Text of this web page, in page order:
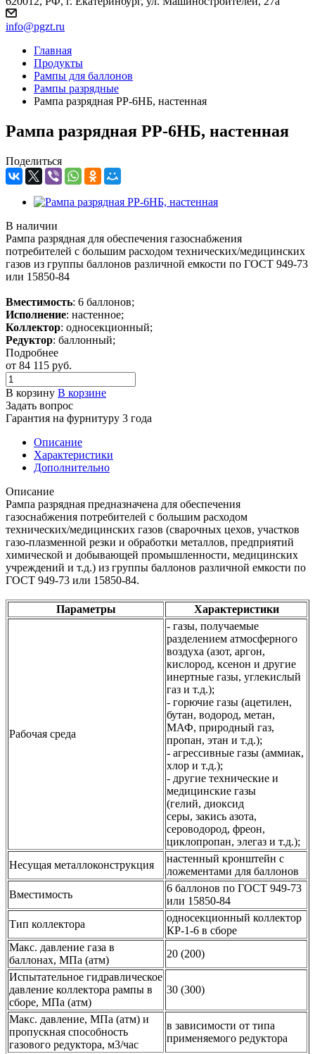
info@pgzt.ru
Главная
Продукты
Рампы для баллонов
Рампы разрядные
Рампа разрядная РР-6НБ, настенная
Рампа разрядная РР-6НБ, настенная
Поделиться
В наличии
Рампа разрядная для обеспечения газоснабжения
потребителей с большим расходом технических/медицинских
газов из группы баллонов различной емкости по ГОСТ 949-73
или 15850-84
Вместимость: 6 баллонов;
Исполнение: настенное;
Коллектор: односекционный;
Редуктор: баллонный;
Подробнее
от 84 115 руб.
В корзину В корзине
Задать вопрос
Гарантия на фурнитуру 3 года
Описание
Характеристики
Дополнительно
Описание
Рампа разрядная предназначена для обеспечения
газоснабжения потребителей с большим расходом
технических/медицинских газов (сварочных цехов, участков
газо-плазменной резки и обработки металлов, предприятий
химической и добывающей промышленности, медицинских
учреждений и т.д.) из группы баллонов различной емкости по
ГОСТ 949-73 или 15850-84.
Параметры Характеристики
Рабочая среда
- газы, получаемые
разделением атмосферного
воздуха (азот, аргон,
кислород, ксенон и другие
инертные газы, углекислый
газ и т.д.);
- горючие газы (ацетилен,
бутан, водород, метан,
МАФ, природный газ,
пропан, этан и т.д.);
- агрессивные газы (аммиак,
хлор и т.д.);
- другие технические и
медицинские газы
(гелий, диоксид
серы, закись азота,
сероводород, фреон,
циклопропан, элегаз и т.д.);
Несущая металлоконструкция
настенный кронштейн с
ложементами для баллонов
Вместимость
6 баллонов по ГОСТ 949-73
или 15850-84
Тип коллектора
односекционный коллектор
КР-1-6 в сборе
Макс. давление газа в
баллонах, МПа (атм)
20 (200)
Испытательное гидравлическое
давление коллектора рампы в
сборе, МПа (атм)
30 (300)
Макс. давление, МПа (атм) и
пропускная способность
газового редуктора, м3/час
в зависимости от типа
применяемого редуктора